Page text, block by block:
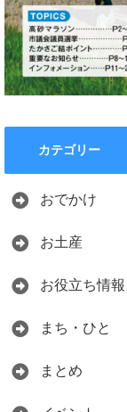
カテゴリー
おでかけ
お土産
お役立ち情報
まち・ひと
まとめ